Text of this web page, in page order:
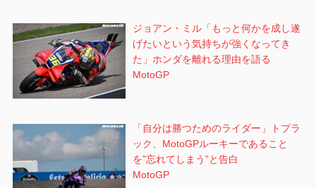
ジョアン・ミル「もっと何かを成し遂
げたいという気持ちが強くなってき
た」ホンダを離れる理由を語る
MotoGP
「自分は勝つためのライダー」トプラ
ック、MotoGPルーキーであること
を”忘れてしまう”と告白
MotoGP